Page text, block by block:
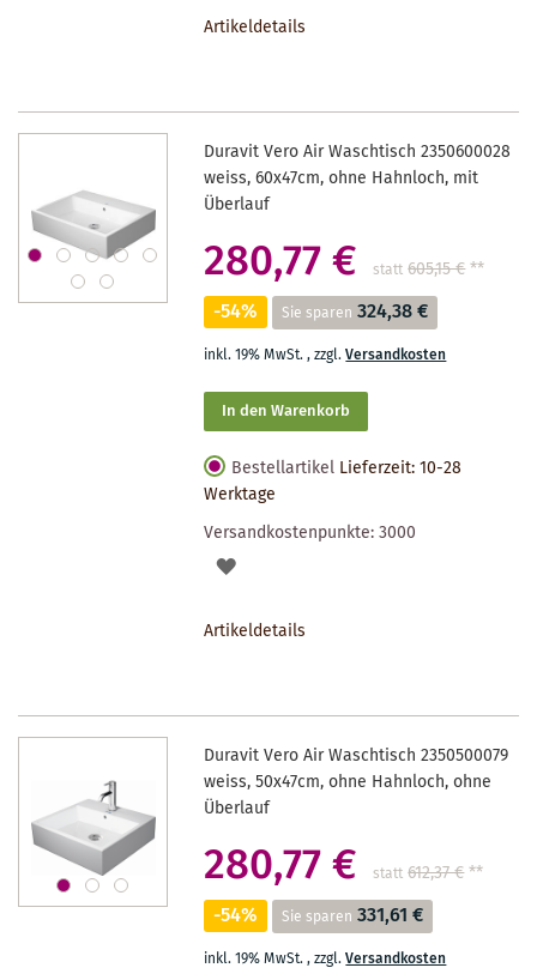
Artikeldetails
Duravit Vero Air Waschtisch 2350600028
weiss, 60x47cm, ohne Hahnloch, mit
Überlauf
280,77 € statt 605,15 €**
-54% Sie sparen 324,38 €
inkl. 19% MwSt.,zzgl.Versandkosten
In den Warenkorb
Bestellartikel Lieferzeit: 10-28
Werktage
Versandkostenpunkte:3000
AUF
Artikeldetails
Duravit Vero Air Waschtisch 2350500079
weiss, 50x47cm, ohne Hahnloch, ohne
Überlauf
280,77 € statt 612,37 €**
-54% Sie sparen 331,61 €
inkl. 19% MwSt.,zzgl.Versandkosten